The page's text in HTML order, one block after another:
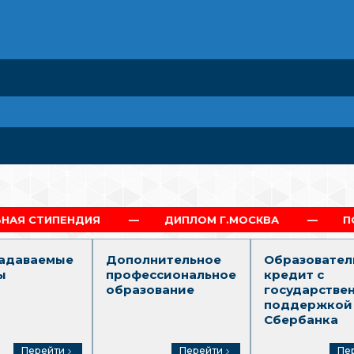
ДИПЛОМ Г.МОСКВА ПОЛНЫЙ
Перейти
Дополнительное
профессиональное
образование
Перейти
кредит с
поддержкой
Сбербанка